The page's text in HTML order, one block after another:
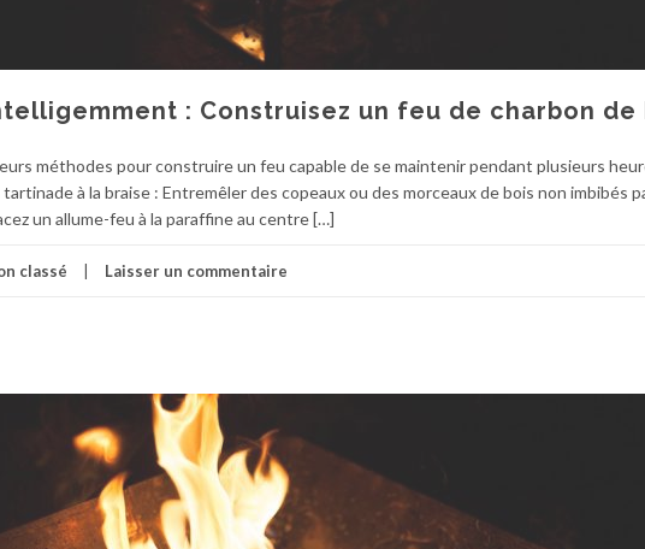
: Construisez un feu de charbon de
méthodes pour construire un feu capable de se maintenir pendant plusieurs
à la braise : Entremêler des copeaux ou des morceaux de bois non imbibés
un allume-feu à la paraffine au centre […]
classé Laisser un commentaire